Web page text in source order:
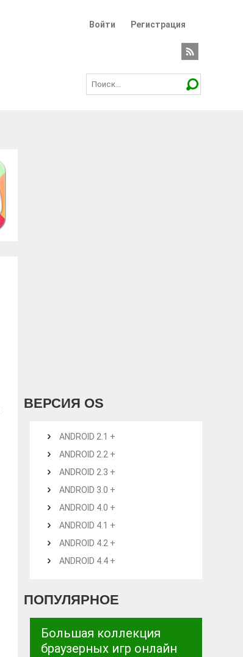
Войти Регистрация
ВЕРСИЯ OS
ANDROID 2.1 +
ANDROID 2.2 +
ANDROID 2.3 +
ANDROID 3.0 +
ANDROID 4.0 +
ANDROID 4.1 +
ANDROID 4.2 +
ANDROID 4.4 +
ПОПУЛЯРНОЕ
Большая коллекция
браузерных игр онлайн